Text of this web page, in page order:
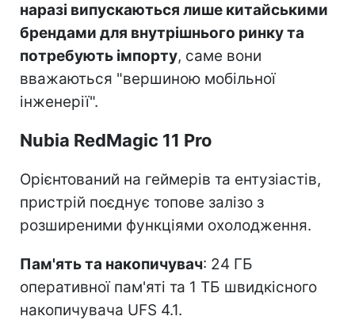
наразі випускаються лише китайськими
брендами для внутрішнього ринку та
потребують імпорту, саме вони
вважаються "вершиною мобільної
інженерії".
Nubia RedMagic 11 Pro
Орієнтований на геймерів та ентузіастів,
пристрій поєднує топове залізо з
розширеними функціями охолодження.
Пам'ять та накопичувач: 24 ГБ
оперативної пам'яті та 1 ТБ швидкісного
накопичувача UFS 4.1.